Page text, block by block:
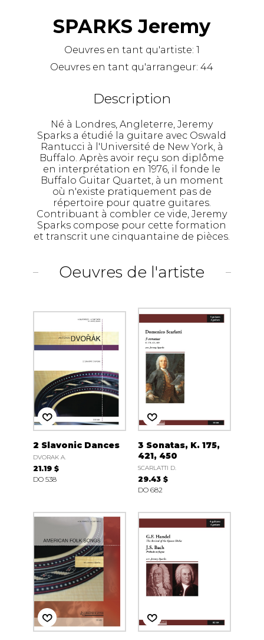
SPARKS Jeremy
Oeuvres en tant qu'artiste: 1
Oeuvres en tant qu'arrangeur:44
Description
Né à Londres, Angleterre, Jeremy
Sparks a étudié la guitare avec Oswald
Rantucci à l'Université de New York, à
Buffalo. Après avoir reçu son diplôme
en interprétation en 1976, il fonde le
Buffalo Guitar Quartet, à un moment
où n'existe pratiquement pas de
répertoire pour quatre guitares.
Contribuant à combler ce vide, Jeremy
Sparks compose pour cette formation
et transcrit une cinquantaine de pièces.
Oeuvres de l'artiste
2 Slavonic Dances
DVORAK A.
21.19 $
DO 538
3 Sonatas, K. 175,
421, 450
SCARLATTI D.
29.43 $
DO 682